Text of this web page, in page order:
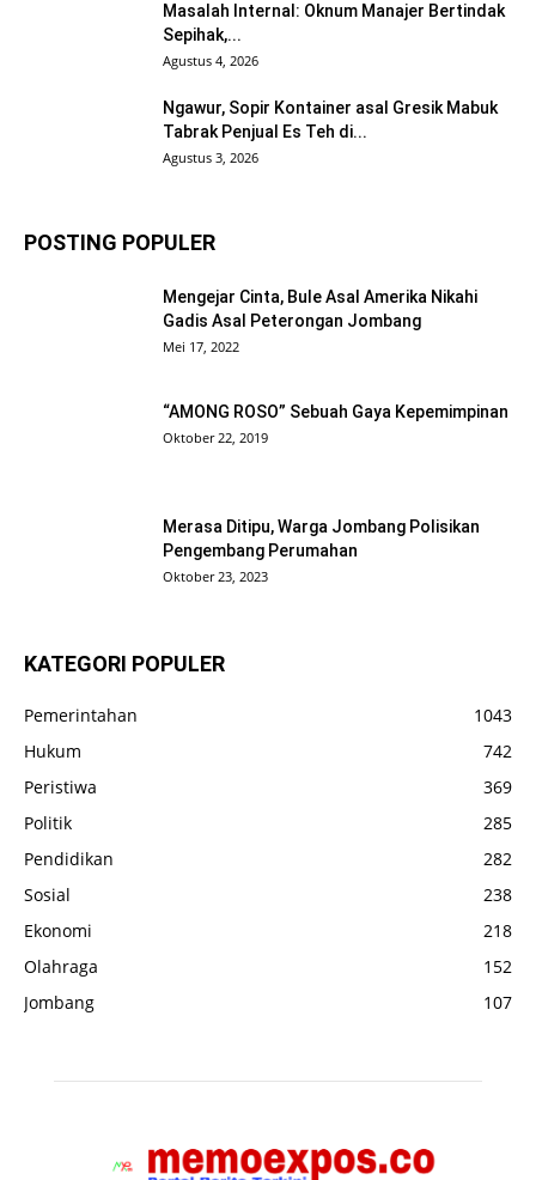
Masalah Internal: Oknum Manajer Bertindak
Sepihak,...
Agustus 4, 2026
Ngawur, Sopir Kontainer asal Gresik Mabuk
Tabrak Penjual Es Teh di...
Agustus 3, 2026
POSTING POPULER
Mengejar Cinta, Bule Asal Amerika Nikahi
Gadis Asal Peterongan Jombang
Mei 17, 2022
“AMONG ROSO” Sebuah Gaya Kepemimpinan
Oktober 22, 2019
Merasa Ditipu, Warga Jombang Polisikan
Pengembang Perumahan
Oktober 23, 2023
KATEGORI POPULER
Pemerintahan
1043
Hukum
742
Peristiwa
369
Politik
285
Pendidikan
282
Sosial
238
Ekonomi
218
Olahraga
152
Jombang
107